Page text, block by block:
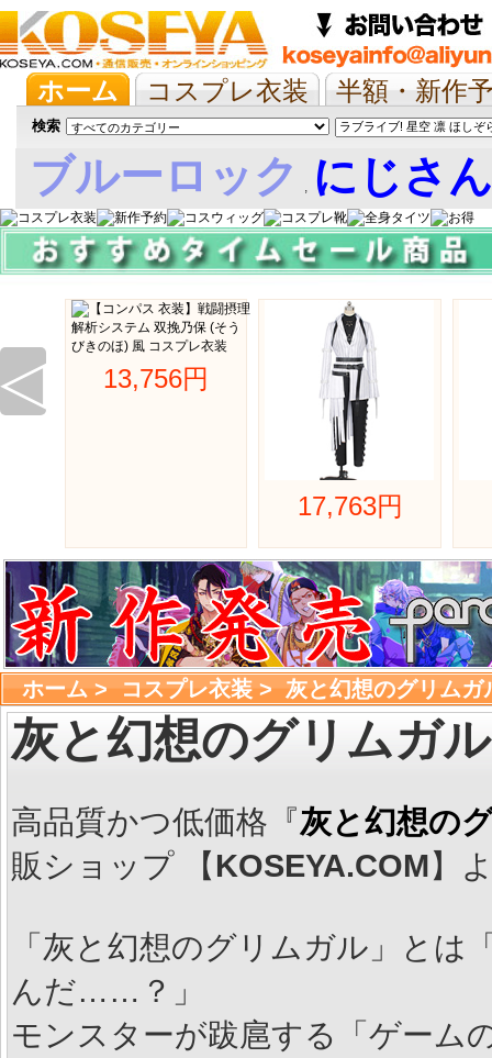
ホーム コスプレ衣装
半額・新作
抱き枕/布団/シーツ
ツイステ ウマ
検索
ブルーロック , にじさ
娘
◁ 13,756円
17,763円
ホーム> コスプレ衣装> 灰と幻想のグリムガ
灰と幻想のグリムガル
高品質かつ低価格『灰と幻想の
販ショップ 【KOSEYA.COM】
「灰と幻想のグリムガル」と
んだ……？」
モンスターが跋扈する「ゲーム